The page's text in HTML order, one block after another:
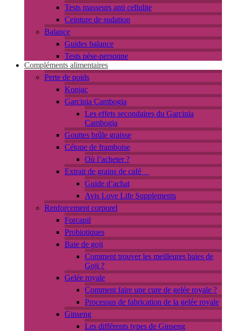
Tests masseurs anti cellulite
Ceinture de sudation
Balance
Guides balance
Tests pèse-personne
Compléments alimentaires
Perte de poids
Konjac
Garcinia Cambogia
Les effets secondaires du Garcinia
Cambogia
Gouttes brûle graisse
Cétone de framboise
Où l’acheter ?
Extrait de grains de café
Guide d’achat
Avis Love Life Supplements
Renforcement corporel
Forcapil
Probiotiques
Baie de goji
Comment trouver les meilleures baies de
Goji ?
Gelée royale
Comment faire une cure de gelée royale ?
Processus de fabrication de la gelée royale
Ginseng
Les différents types de Ginseng